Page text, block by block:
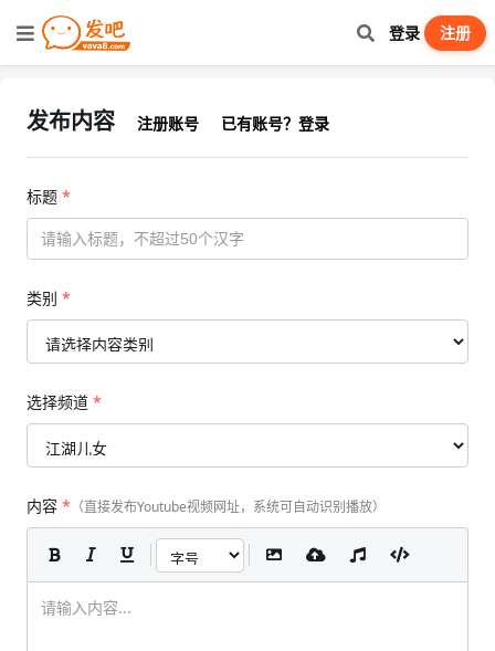
登录 注册
发布内容 注册账号 已有账号？登录
标题 *
类别 *
选择频道 *
内容 * （直接发布Youtube视频网址，系统可自动识别播放）